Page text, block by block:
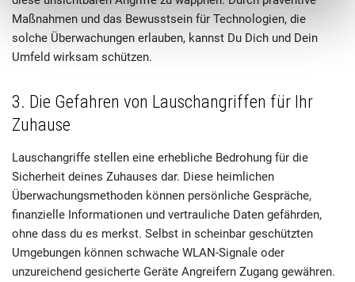
Maßnahmen und das Bewusstsein für Technologien, die
solche Überwachungen erlauben, kannst Du Dich und Dein
Umfeld wirksam schützen.
3. Die Gefahren von Lauschangriffen für Ihr
Zuhause
Lauschangriffe stellen eine erhebliche Bedrohung für die
Sicherheit deines Zuhauses dar. Diese heimlichen
Überwachungsmethoden können persönliche Gespräche,
finanzielle Informationen und vertrauliche Daten gefährden,
ohne dass du es merkst. Selbst in scheinbar geschützten
Umgebungen können schwache WLAN-Signale oder
unzureichend gesicherte Geräte Angreifern Zugang gewähren.